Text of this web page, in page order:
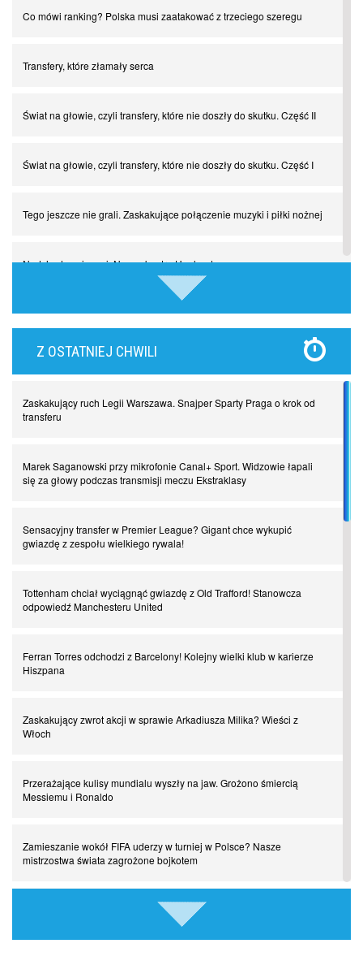
Co mówi ranking? Polska musi zaatakować z trzeciego szeregu
Transfery, które złamały serca
Świat na głowie, czyli transfery, które nie doszły do skutku. Część II
Świat na głowie, czyli transfery, które nie doszły do skutku. Część I
Tego jeszcze nie grali. Zaskakujące połączenie muzyki i piłki nożnej
Nadchodzą giganci. Nunez kontra Haaland
Lewandowski kontra Bayern. Czy wilk będzie syty, a owca cała?
Piłkarz z numerem 47. Phil Foden i inne przypadki
Spadkowicze z Serie A. Komu powiemy ciao?
Powrót do Ekstraklasy. Kolejny sen Miedzi Legnica
Chłopak z pizzerii. Kim był zmarły Mino Raiola?
drużynę?
Pocztówki z ćwierćfinałów. Liga Mistrzów wkracza w decydującą
Z OSTATNIEJ CHWILI
Zaskakujący ruch Legii Warszawa. Snajper Sparty Praga o krok od
transferu
Marek Saganowski przy mikrofonie Canal+ Sport. Widzowie łapali
się za głowy podczas transmisji meczu Ekstraklasy
Sensacyjny transfer w Premier League? Gigant chce wykupić
gwiazdę z zespołu wielkiego rywala!
Tottenham chciał wyciągnąć gwiazdę z Old Trafford! Stanowcza
odpowiedź Manchesteru United
Ferran Torres odchodzi z Barcelony! Kolejny wielki klub w karierze
Hiszpana
Zaskakujący zwrot akcji w sprawie Arkadiusza Milika? Wieści z
Włoch
Przerażające kulisy mundialu wyszły na jaw. Grożono śmiercią
Messiemu i Ronaldo
Zamieszanie wokół FIFA uderzy w turniej w Polsce? Nasze
mistrzostwa świata zagrożone bojkotem
Szykuje się wielki transfer z udziałem Romelu Lukaku! Turecki